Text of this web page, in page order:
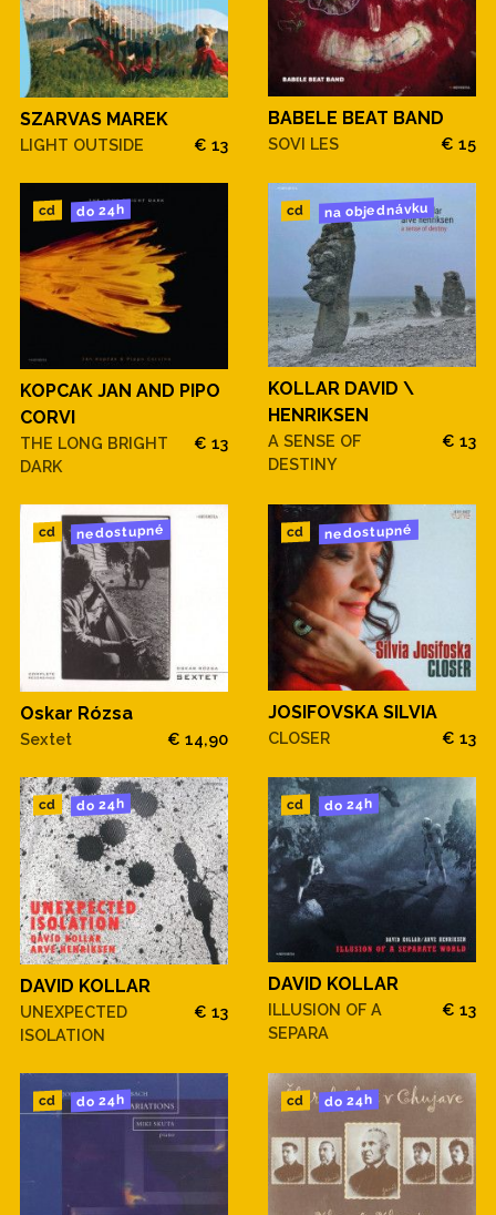
SZARVAS MAREK
LIGHT OUTSIDE € 13
BABELE BEAT BAND
SOVI LES € 15
cd do 24h
KOPCAK JAN AND PIPO
CORVI
THE LONG BRIGHT
DARK
€ 13
cd na objednávku
KOLLAR DAVID \
HENRIKSEN
A SENSE OF
DESTINY
€ 13
cd nedostupné
Oskar Rózsa
Sextet € 14,90
cd nedostupné
JOSIFOVSKA SILVIA
CLOSER € 13
cd do 24h
DAVID KOLLAR
UNEXPECTED
ISOLATION
€ 13
cd do 24h
DAVID KOLLAR
ILLUSION OF A
SEPARA
€ 13
cd do 24h cd do 24h